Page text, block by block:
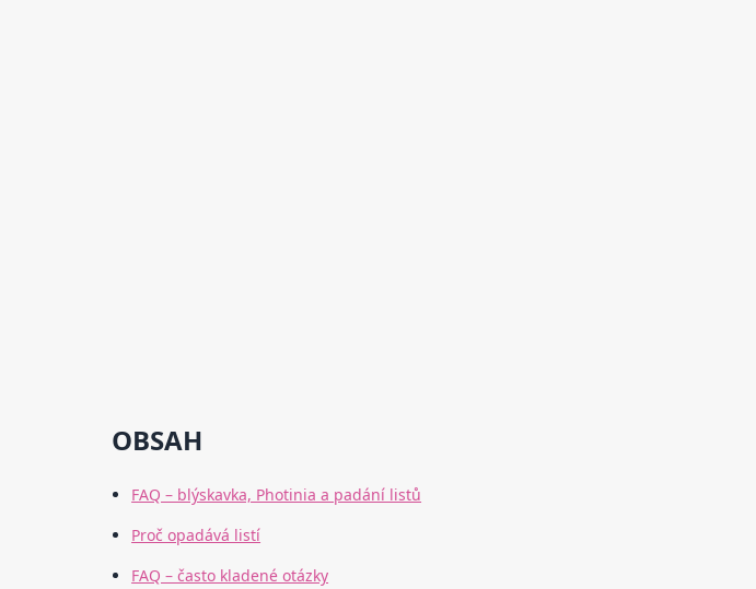
OBSAH
FAQ – blýskavka, Photinia a padání listů
Proč opadává listí
FAQ – často kladené otázky